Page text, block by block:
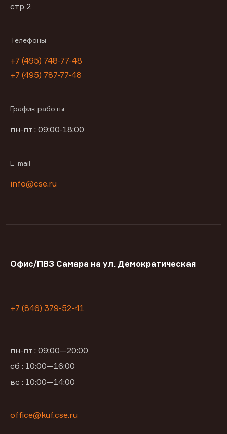
стр 2
Телефоны
+7 (495) 748-77-48
+7 (495) 787-77-48
График работы
пн-пт : 09:00-18:00
E-mail
info@cse.ru
Офис/ПВЗ Самара на ул. Демократическая
+7 (846) 379-52-41
пн-пт : 09:00—20:00
сб : 10:00—16:00
вс : 10:00—14:00
office@kuf.cse.ru